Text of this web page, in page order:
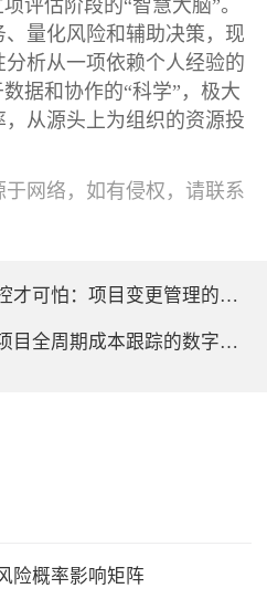
评估阶段的“智慧大脑”。
量化风险和辅助决策，现
分析从一项依赖个人经验的
据和协作的“科学”，极大
从源头上为组织的资源投
网络，如有侵权，请联系
：项目变更管理的数字化解决方案
全周期成本跟踪的数字化实践
险概率影响矩阵